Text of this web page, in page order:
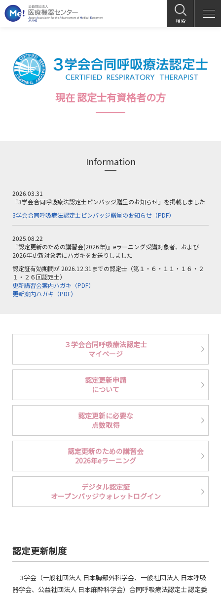
検索
現在 認定士有資格者の方
Information
2026.03.31
『3学会合同呼吸療法認定士ピンバッジ贈呈のお知らせ』を掲載しました
3学会合同呼吸療法認定士ピンバッジ贈呈のお知らせ（PDF）
2025.08.22
『認定更新のための講習会(2026年)』eラーニング受講対象者、および
2026年更新対象者にハガキをお送りしました
認定証有効期間が 2026.12.31までの認定士（第１・６・１１・１６・２
１・２６回認定士）
更新講習会案内ハガキ（PDF）
更新案内ハガキ（PDF）
認定証有効期間 ～2025.12.31の認定士の更新手続は9月30日17時までで
す。詳細は下記リンクをご確認ください。
2025年認定更新申請開始しました。
認定証有効期間が2025.12.31までの認定士の更新手続は9月30日17時まで
です。詳細は下記リンクをご確認ください。
認定更新申請について
３学会合同呼吸療法認定士
マイページ
認定更新申請
について
認定更新に必要な
点数取得
認定更新のための講習会
2026年eラーニング
デジタル認定証
オープンバッジウォレットログイン
認定更新制度
3学会（一般社団法人 日本胸部外科学会、一般社団法人 日本呼吸
器学会、公益社団法人 日本麻酔科学会）合同呼吸療法認定士認定委